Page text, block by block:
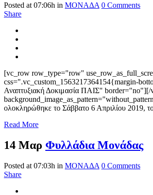
Posted at 07:06h in ΜΟΝΑΔΑ 0 Comments
Share
[vc_row row_type="row"
css=".vc_custom_1563217364154{margin-
Αναπτυξιακή Δοκιμασία ΠΑΙΣ"
ολοκληρώθηκε το Σάββατο 6 Απριλίου 2019,
Read More
14 Μαρ Φυλλάδια Μονάδας
Posted at 07:03h in ΜΟΝΑΔΑ 0 Comments
Share